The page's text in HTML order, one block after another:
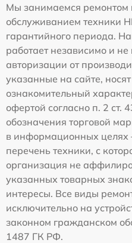
Мы занимаемся ремонтом
обслуживанием техники
гарантийного периода.
работает независимо и
авторизации от
указанные на сайте,
ознакомительный
офертой согласно п. 2 ст.
обозначения торговой
в информационных целях
перечень техники, с
организация не
указанных товарных
интересы. Все виды
исключительно на
законном гражданском
1487 ГК РФ.